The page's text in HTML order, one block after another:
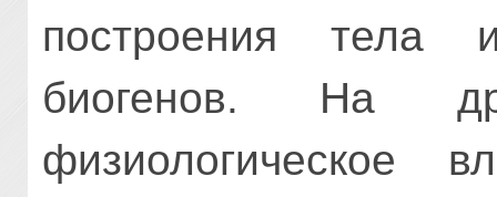
построения тела
биогенов. На
физиологическое